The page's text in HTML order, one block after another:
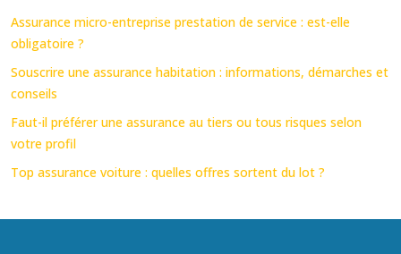
Assurance micro-entreprise prestation de service : est-elle
obligatoire ?
Souscrire une assurance habitation : informations, démarches et
conseils
Faut-il préférer une assurance au tiers ou tous risques selon
votre profil
Top assurance voiture : quelles offres sortent du lot ?